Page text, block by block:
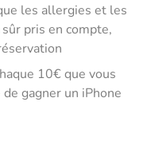
les allergies et les
pris en compte,
10€ que vous
gagner un iPhone